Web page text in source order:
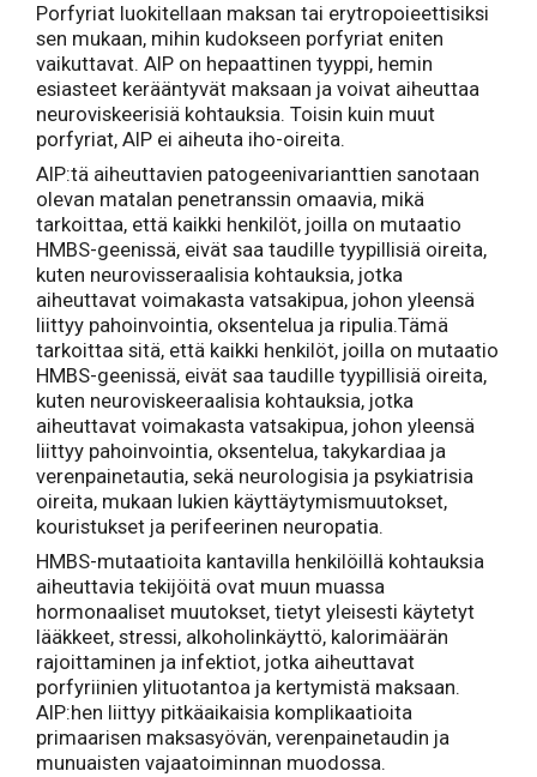
Porfyriat luokitellaan maksan tai erytropoieettisiksi
sen mukaan, mihin kudokseen porfyriat eniten
vaikuttavat. AIP on hepaattinen tyyppi, hemin
esiasteet kerääntyvät maksaan ja voivat aiheuttaa
neuroviskeerisiä kohtauksia. Toisin kuin muut
porfyriat, AIP ei aiheuta iho-oireita.
AIP:tä aiheuttavien patogeenivarianttien sanotaan
olevan matalan penetranssin omaavia, mikä
tarkoittaa, että kaikki henkilöt, joilla on mutaatio
HMBS-geenissä, eivät saa taudille tyypillisiä oireita,
kuten neurovisseraalisia kohtauksia, jotka
aiheuttavat voimakasta vatsakipua, johon yleensä
liittyy pahoinvointia, oksentelua ja ripulia.Tämä
tarkoittaa sitä, että kaikki henkilöt, joilla on mutaatio
HMBS-geenissä, eivät saa taudille tyypillisiä oireita,
kuten neuroviskeeraalisia kohtauksia, jotka
aiheuttavat voimakasta vatsakipua, johon yleensä
liittyy pahoinvointia, oksentelua, takykardiaa ja
verenpainetautia, sekä neurologisia ja psykiatrisia
oireita, mukaan lukien käyttäytymismuutokset,
kouristukset ja perifeerinen neuropatia.
HMBS-mutaatioita kantavilla henkilöillä kohtauksia
aiheuttavia tekijöitä ovat muun muassa
hormonaaliset muutokset, tietyt yleisesti käytetyt
lääkkeet, stressi, alkoholinkäyttö, kalorimäärän
rajoittaminen ja infektiot, jotka aiheuttavat
porfyriinien ylituotantoa ja kertymistä maksaan.
AIP:hen liittyy pitkäaikaisia komplikaatioita
primaarisen maksasyövän, verenpainetaudin ja
munuaisten vajaatoiminnan muodossa.